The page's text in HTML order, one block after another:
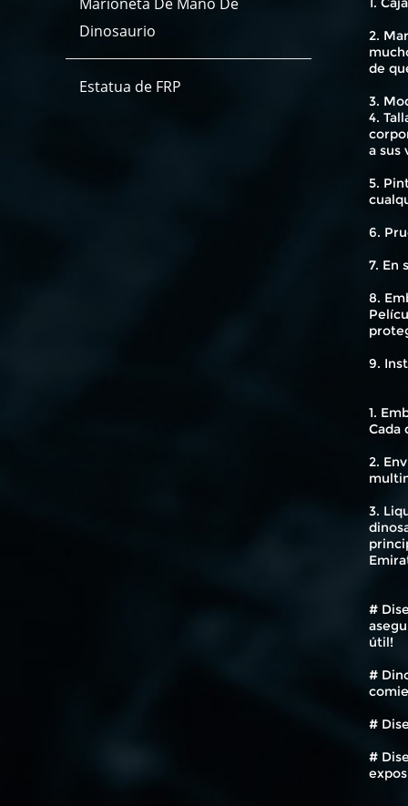
Dinosaurio
Estatua de FRP
2.
de
3.
4.
a sus
5.
6.
7. En
8.
9.
1.
Cada
2.
3.
#
útil!
#
#
#